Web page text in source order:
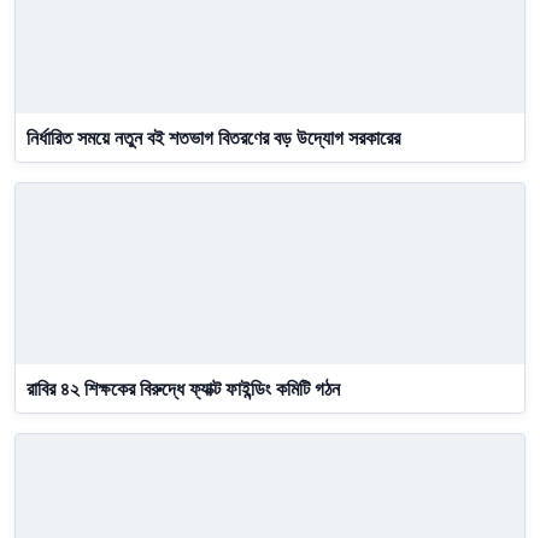
নির্ধারিত সময়ে নতুন বই শতভাগ বিতরণের বড় উদ্যোগ সরকারের
রাবির ৪২ শিক্ষকের বিরুদ্ধে ফ্যাক্ট ফাইন্ডিং কমিটি গঠন